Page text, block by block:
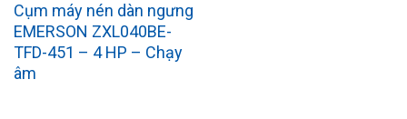
Cụm máy nén dàn ngưng
EMERSON ZXL040BE-
TFD-451 – 4 HP – Chạy
âm